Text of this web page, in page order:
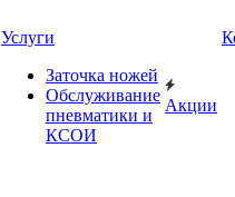
Услуги
Заточка ножей
Обслуживание
пневматики и
КСОИ
Акции